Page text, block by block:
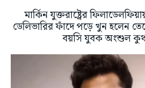
মার্কিন যুক্তরাষ্ট্রের
ডেলিভারির ফাঁদে পড়ে খুন হলেন
বয়সি যুবক অংশুল